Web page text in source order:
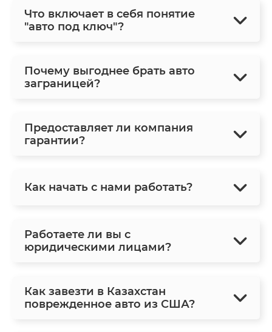
Что включает в себя понятие
"авто под ключ"?
Почему выгоднее брать авто
заграницей?
Предоставляет ли компания
гарантии?
Как начать с нами работать?
Работаете ли вы с
юридическими лицами?
Как завезти в Казахстан
поврежденное авто из США?